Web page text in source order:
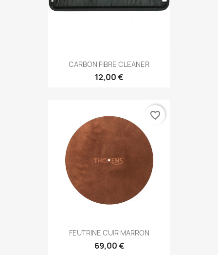
CARBON FIBRE CLEANER
12,00 €
FEUTRINE CUIR MARRON
69,00 €
favorite_border